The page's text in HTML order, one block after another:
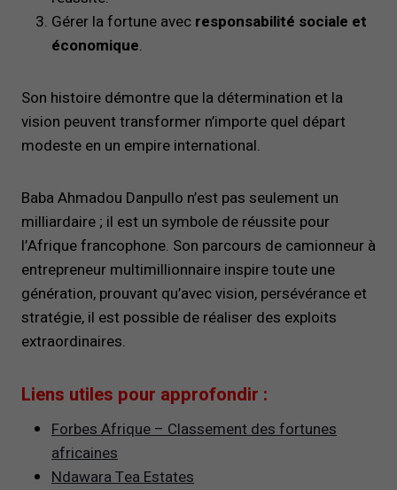
Gérer la fortune avec responsabilité sociale et
économique.
Son histoire démontre que la détermination et la
vision peuvent transformer n’importe quel départ
modeste en un empire international.
Baba Ahmadou Danpullo n’est pas seulement un
milliardaire ; il est un symbole de réussite pour
l’Afrique francophone. Son parcours de camionneur à
entrepreneur multimillionnaire inspire toute une
génération, prouvant qu’avec vision, persévérance et
stratégie, il est possible de réaliser des exploits
extraordinaires.
Liens utiles pour approfondir :
Forbes Afrique – Classement des fortunes
africaines
Ndawara Tea Estates